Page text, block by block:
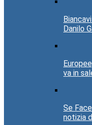
Danilo
va in
Se
notizia